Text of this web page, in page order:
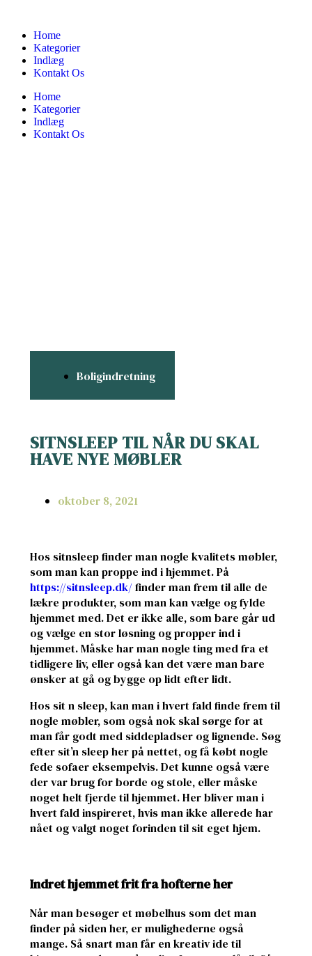
Home
Kategorier
Indlæg
Kontakt Os
Home
Kategorier
Indlæg
Kontakt Os
Boligindretning
SITNSLEEP TIL NÅR DU SKAL
HAVE NYE MØBLER
oktober 8, 2021
Hos sitnsleep finder man nogle kvalitets møbler,
som man kan proppe ind i hjemmet. På
https://sitnsleep.dk/ finder man frem til alle de
lækre produkter, som man kan vælge og fylde
hjemmet med. Det er ikke alle, som bare går ud
og vælge en stor løsning og propper ind i
hjemmet. Måske har man nogle ting med fra et
tidligere liv, eller også kan det være man bare
ønsker at gå og bygge op lidt efter lidt.
Hos sit n sleep, kan man i hvert fald finde frem til
nogle møbler, som også nok skal sørge for at
man får godt med siddepladser og lignende. Søg
efter sit’n sleep her på nettet, og få købt nogle
fede sofaer eksempelvis. Det kunne også være
der var brug for borde og stole, eller måske
noget helt fjerde til hjemmet. Her bliver man i
hvert fald inspireret, hvis man ikke allerede har
nået og valgt noget forinden til sit eget hjem.
Indret hjemmet frit fra hofterne her
Når man besøger et møbelhus som det man
finder på siden her, er mulighederne også
mange. Så snart man får en kreativ ide til